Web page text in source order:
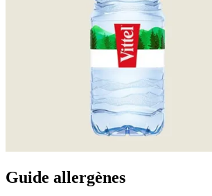
Guide allergènes